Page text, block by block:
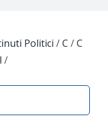
Politici /C /C
/